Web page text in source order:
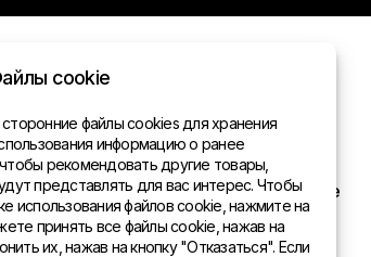
Общая информация
Представительства в мире
cookie
файлы cookies для хранения
информацию о ранее
рекомендовать другие товары,
представлять для вас интерес. Чтобы
использования файлов cookie, нажмите на
принять все файлы cookie, нажав на
их, нажав на кнопку "Отказаться". Если